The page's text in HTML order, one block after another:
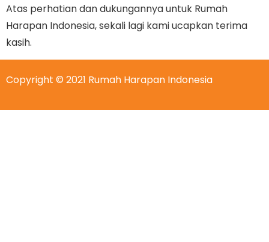
Atas perhatian dan dukungannya untuk Rumah
Harapan Indonesia, sekali lagi kami ucapkan terima
kasih.
Copyright © 2021 Rumah Harapan Indonesia